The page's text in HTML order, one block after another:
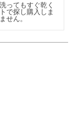
ってもすぐ乾く
で探し購入しま
せん。